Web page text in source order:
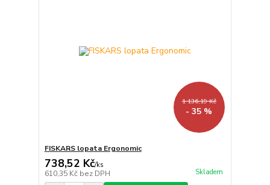
1 136,19 Kč
- 35 %
FISKARS lopata Ergonomic
738,52 Kč/ks
610,35 Kč bez DPH Skladem